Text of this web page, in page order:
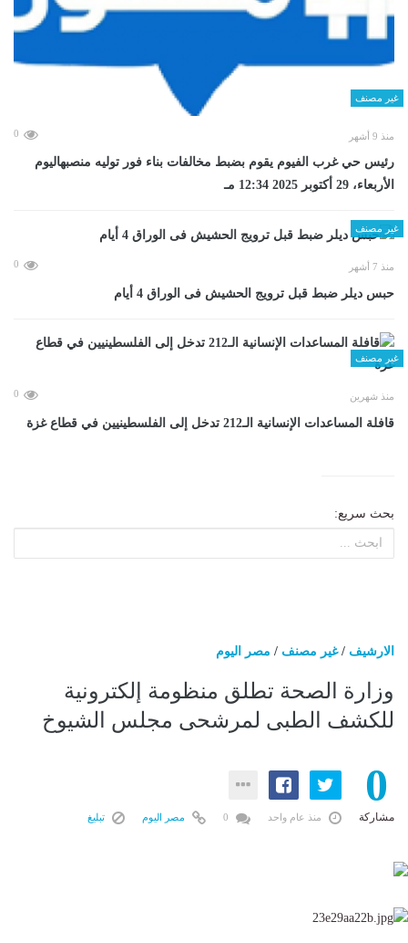
غير مصنف
منذ 9 أشهر 0
رئيس حي غرب الفيوم يقوم بضبط مخالفات بناء فور توليه منصبهاليوم
الأربعاء، 29 أكتوبر 2025 12:34 مـ
غير مصنف
منذ 7 أشهر 0
حبس ديلر ضبط قبل ترويج الحشيش فى الوراق 4 أيام
غير مصنف
منذ شهرين 0
قافلة المساعدات الإنسانية الـ212 تدخل إلى الفلسطينيين في قطاع غزة
بحث سريع:
الارشيف /غير مصنف / مصر اليوم
وزارة الصحة تطلق منظومة إلكترونية
للكشف الطبى لمرشحى مجلس الشيوخ
0
مشاركة منذ عام واحد مصر اليوم تبليغ